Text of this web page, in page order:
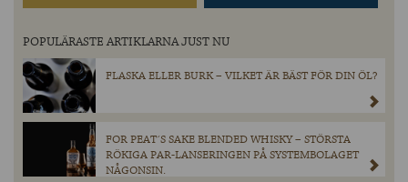
POPULÄRASTE ARTIKLARNA JUST NU
FLASKA ELLER BURK – VILKET ÄR BÄST FÖR DIN ÖL?
FOR PEAT´S SAKE BLENDED WHISKY – STÖRSTA
RÖKIGA PAR-LANSERINGEN PÅ SYSTEMBOLAGET
NÅGONSIN.